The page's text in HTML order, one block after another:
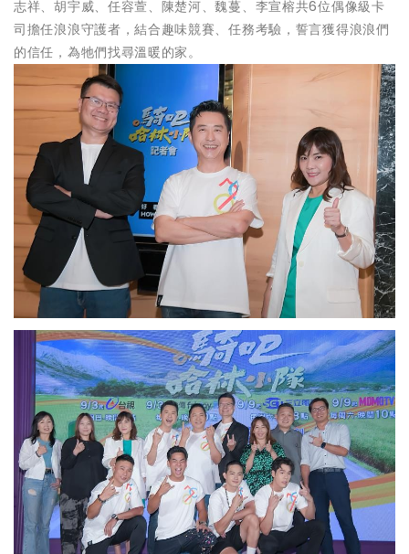
志祥、胡宇威、任容萱、陳楚河、魏蔓、李宣榕共6位偶像級卡
司擔任浪浪守護者，結合趣味競賽、任務考驗，誓言獲得浪浪們
的信任，為牠們找尋溫暖的家。